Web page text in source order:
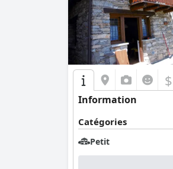
$
Information
Catégories
Petit